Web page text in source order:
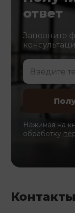
ответ
Заполните
Нажимая на
обработку
Контакты